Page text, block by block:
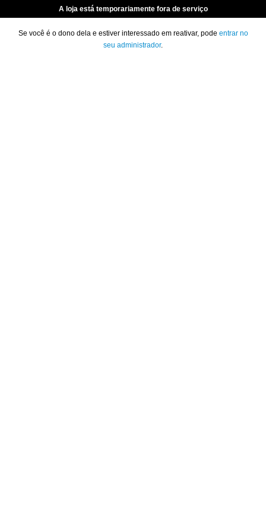
A loja está temporariamente fora de serviço
Se você é o dono dela e estiver interessado em reativar, pode entrar no
seu administrador.